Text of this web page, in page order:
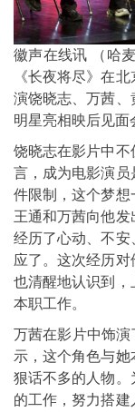
徽声在线讯 （哈
《长夜将尽》在
演饶晓志、万茜、
明星亮相映后见面
饶晓志在影片中不
言，成为电影演员
件限制，这个梦
王通和万茜向他
经历了心动、不
应了。这次经历
也清醒地认识到，
本职工作。
万茜在影片中饰演
示，这个角色与她
狠话不多的人物
的工作，努力搭